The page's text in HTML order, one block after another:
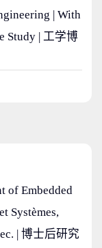
| With
Study | 工学博
of Embedded
Systèmes,
| 博士后研究